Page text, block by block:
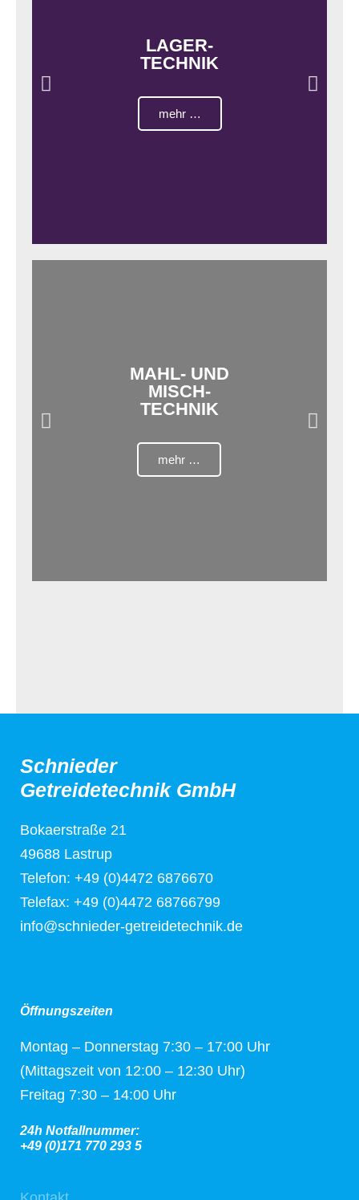
LAGER-
TECHNIK
mehr …
MAHL- UND
MISCH-
TECHNIK
mehr …
Schnieder
Getreidetechnik GmbH
Bokaerstraße 21
49688 Lastrup
Telefon: +49 (0)4472 6876670
Telefax: +49 (0)4472 68766799
info@schnieder-getreidetechnik.de
Öffnungszeiten
Montag – Donnerstag 7:30 – 17:00 Uhr
(Mittagszeit von 12:00 – 12:30 Uhr)
Freitag 7:30 – 14:00 Uhr
24h Notfallnummer:
+49 (0)171 770 293 5